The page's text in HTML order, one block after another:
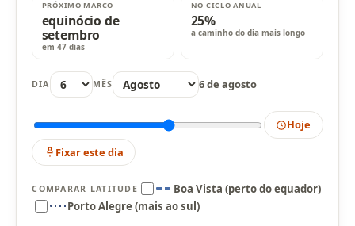
PRÓXIMO MARCO
equinócio de
setembro
em 47 dias
NO CICLO ANUAL
25%
a caminho do dia mais longo
DIA MÊS 6 de agosto
Hoje
Fixar este dia
COMPARAR LATITUDE
Boa Vista (perto do equador)
Porto Alegre (mais ao sul)